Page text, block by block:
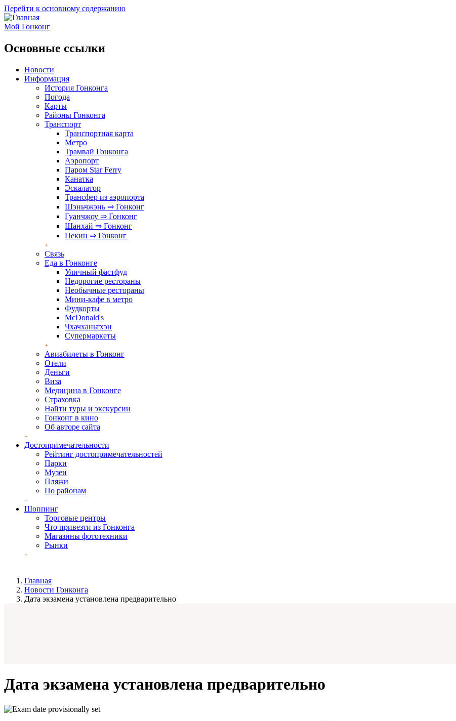
Перейти к основному содержанию
Мой Гонконг
Основные ссылки
Новости
Информация
История Гонконга
Погода
Карты
Районы Гонконга
Транспорт
Транспортная карта
Метро
Трамвай Гонконга
Аэропорт
Паром Star Ferry
Канатка
Эскалатор
Трансфер из аэропорта
Шэньчжэнь ⇒ Гонконг
Гуанчжоу ⇒ Гонконг
Шанхай ⇒ Гонконг
Пекин ⇒ Гонконг
Связь
Еда в Гонконге
Уличный фастфуд
Недорогие рестораны
Необычные рестораны
Мини-кафе в метро
Фудкорты
McDonald's
Чхачханьтхэн
Супермаркеты
Авиабилеты в Гонконг
Отели
Деньги
Виза
Медицина в Гонконге
Страховка
Найти туры и экскурсии
Гонконг в кино
Об авторе сайта
Достопримечательности
Рейтинг достопримечательностей
Парки
Музеи
Пляжи
По районам
Шоппинг
Торговые центры
Что привезти из Гонконга
Магазины фототехники
Рынки
Главная
Новости Гонконга
Дата экзамена установлена предварительно
Дата экзамена установлена предварительно